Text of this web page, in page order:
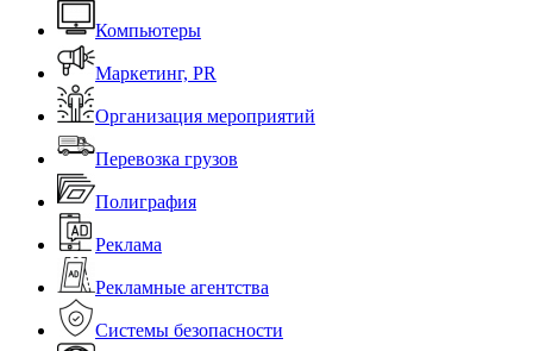
Компьютеры
Маркетинг, PR
Организация мероприятий
Перевозка грузов
Полиграфия
Реклама
Рекламные агентства
Системы безопасности